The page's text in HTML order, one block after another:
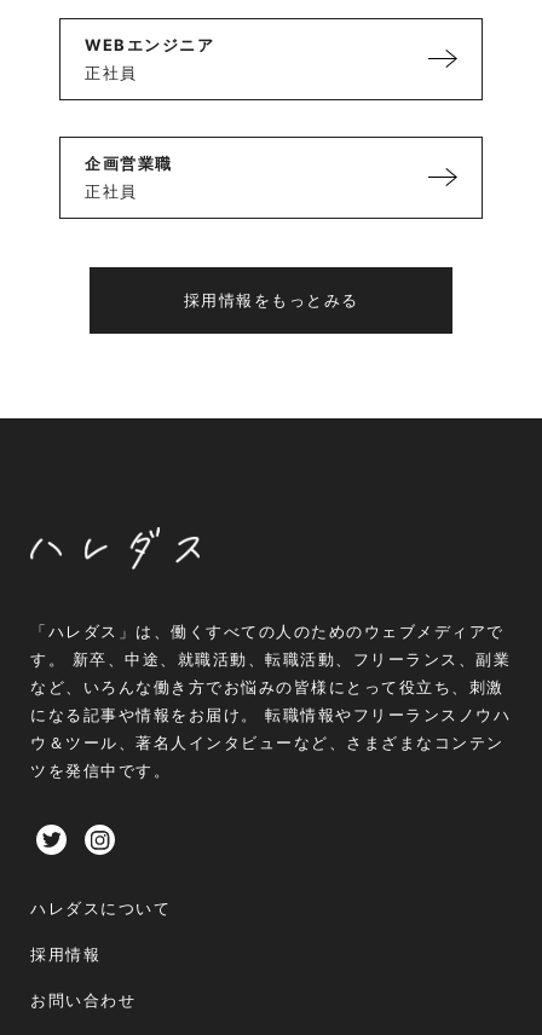
WEBエンジニア
正社員
企画営業職
正社員
採用情報をもっとみる
「ハレダス」は、働くすべての人のためのウェブメディアで
す。 新卒、中途、就職活動、転職活動、フリーランス、副業
など、いろんな働き方でお悩みの皆様にとって役立ち、刺激
になる記事や情報をお届け。 転職情報やフリーランスノウハ
ウ＆ツール、著名人インタビューなど、さまざまなコンテン
ツを発信中です。
ハレダスについて
採用情報
お問い合わせ